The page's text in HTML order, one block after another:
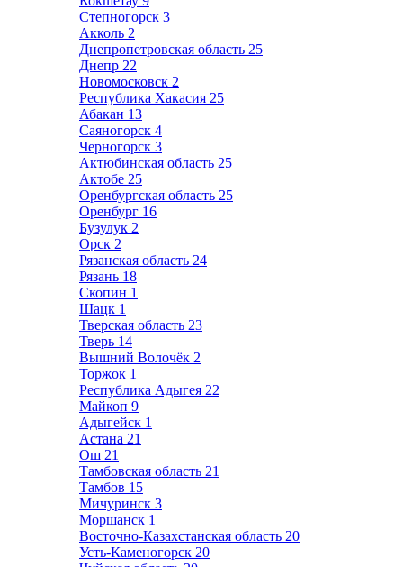
Степногорск 3
Акколь 2
Днепропетровская область 25
Днепр 22
Новомосковск 2
Республика Хакасия 25
Абакан 13
Саяногорск 4
Черногорск 3
Актюбинская область 25
Актобе 25
Оренбургская область 25
Оренбург 16
Бузулук 2
Орск 2
Рязанская область 24
Рязань 18
Скопин 1
Шацк 1
Тверская область 23
Тверь 14
Вышний Волочёк 2
Торжок 1
Республика Адыгея 22
Майкоп 9
Адыгейск 1
Астана 21
Ош 21
Тамбовская область 21
Тамбов 15
Мичуринск 3
Моршанск 1
Восточно-Казахстанская область 20
Усть-Каменогорск 20